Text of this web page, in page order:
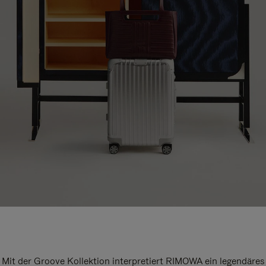
Mit der Groove Kollektion interpretiert RIMOWA ein legendäres